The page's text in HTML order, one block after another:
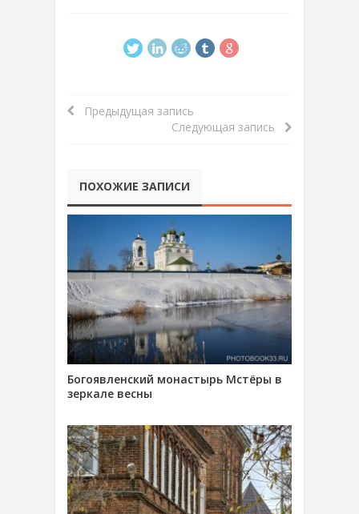
Предыдущая запись
Следующая запись
ПОХОЖИЕ ЗАПИСИ
Богоявленский монастырь Мстёры в
зеркале весны